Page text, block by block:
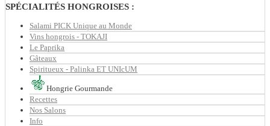
SPÉCIALITÉS HONGROISES :
Salami PICK Unique au Monde
Vins hongrois - TOKAJI
Le Paprika
Gâteaux
Spiritueux - Palinka ET UNIcUM
Hongrie Gourmande
Recettes
Nos Salons
Info